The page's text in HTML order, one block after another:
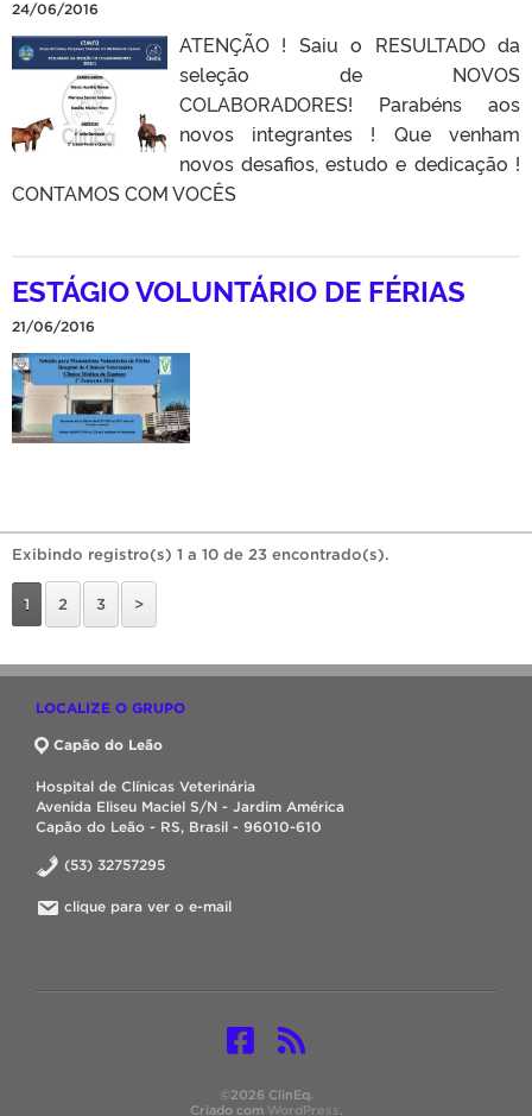
24/06/2016
ATENÇÃO ! Saiu o RESULTADO da
seleção de NOVOS
COLABORADORES! Parabéns aos
novos integrantes ! Que venham
novos desafios, estudo e dedicação !
CONTAMOS COM VOCÊS
ESTÁGIO VOLUNTÁRIO DE FÉRIAS
21/06/2016
Exibindo registro(s) 1 a 10 de 23 encontrado(s).
1 2 3 >
LOCALIZE O GRUPO
Capão do Leão
Hospital de Clínicas Veterinária
Avenida Eliseu Maciel S/N - Jardim América
Capão do Leão - RS, Brasil - 96010-610
(53) 32757295
clique para ver o e-mail
©2026 ClinEq.
Criado com WordPress.